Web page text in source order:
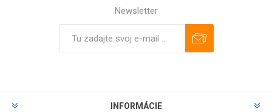
Newsletter
INFORMÁCIE